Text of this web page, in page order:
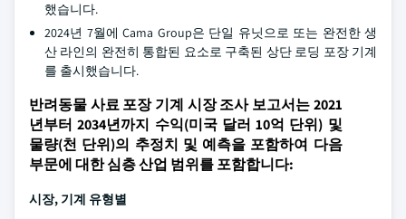
했습니다.
2024년 7월에 Cama Group은 단일 유닛으로 또는 완전한 생
산 라인의 완전히 통합된 요소로 구축된 상단 로딩 포장 기계
를 출시했습니다.
반려동물 사료 포장 기계 시장 조사 보고서는 2021
년부터 2034년까지 수익(미국 달러 10억 단위) 및
물량(천 단위)의 추정치 및 예측을 포함하여 다음
부문에 대한 심층 산업 범위를 포함합니다:
시장, 기계 유형별